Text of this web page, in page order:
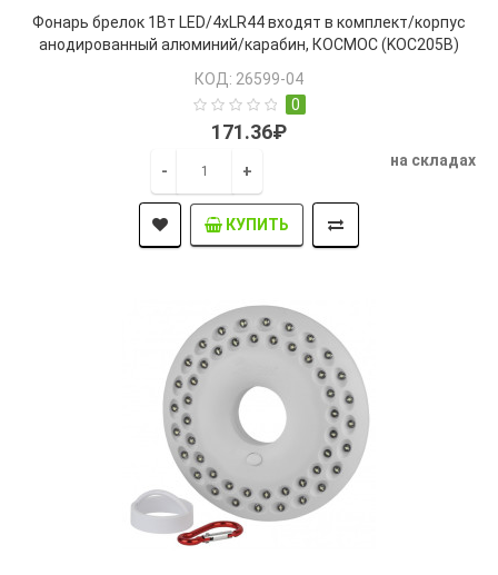
Фонарь брелок 1Вт LED/4xLR44 входят в комплект/корпус
анодированный алюминий/карабин, КОСМОС (KOC205B)
КОД: 26599-04
0
171.36₽
- +
на складах
КУПИТЬ